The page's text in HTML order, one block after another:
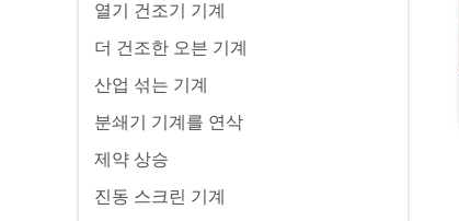
열기 건조기 기계
더 건조한 오븐 기계
산업 섞는 기계
분쇄기 기계를 연삭
제약 상승
진동 스크린 기계